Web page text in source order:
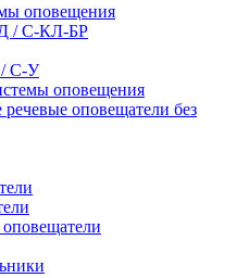
оповещения
/ C-КЛ-БР
С-У
оповещения
оповещатели без